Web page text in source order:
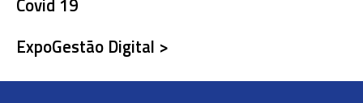
ExpoGestão Digital >